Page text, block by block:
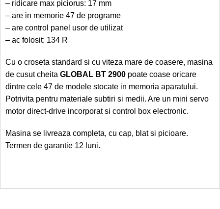
– ridicare max piciorus: 17 mm
– are in memorie 47 de programe
– are control panel usor de utilizat
– ac folosit: 134 R
Cu o croseta standard si cu viteza mare de coasere, masina
de cusut cheita GLOBAL BT 2900 poate coase oricare
dintre cele 47 de modele stocate in memoria aparatului.
Potrivita pentru materiale subtiri si medii. Are un mini servo
motor direct-drive incorporat si control box electronic.
Masina se livreaza completa, cu cap, blat si picioare.
Termen de garantie 12 luni.